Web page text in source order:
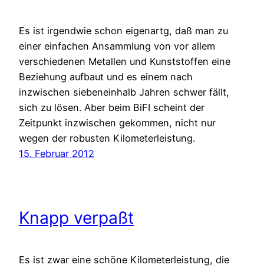
Es ist irgendwie schon eigenartg, daß man zu
einer einfachen Ansammlung von vor allem
verschiedenen Metallen und Kunststoffen eine
Beziehung aufbaut und es einem nach
inzwischen siebeneinhalb Jahren schwer fällt,
sich zu lösen. Aber beim BiFI scheint der
Zeitpunkt inzwischen gekommen, nicht nur
wegen der robusten Kilometerleistung.
15. Februar 2012
Knapp verpaßt
Es ist zwar eine schöne Kilometerleistung, die